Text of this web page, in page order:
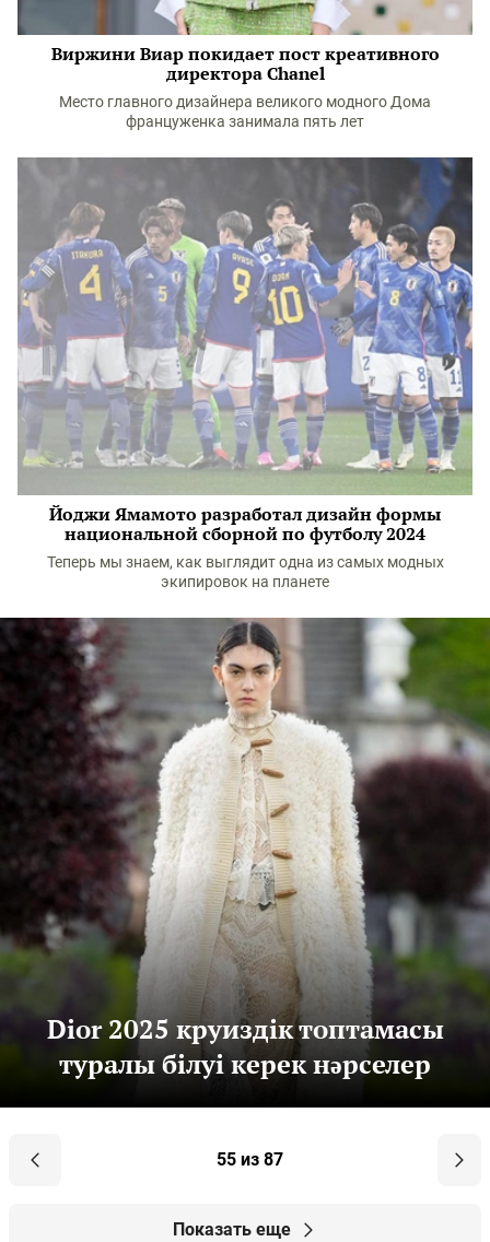
Виржини Виар покидает пост креативного
директора Chanel
Место главного дизайнера великого модного Дома
француженка занимала пять лет
Йоджи Ямамото разработал дизайн формы
национальной сборной по футболу 2024
Теперь мы знаем, как выглядит одна из самых модных
экипировок на планете
Dior 2025 круиздік топтамасы
туралы білуі керек нәрселер
55 из 87
Показать еще